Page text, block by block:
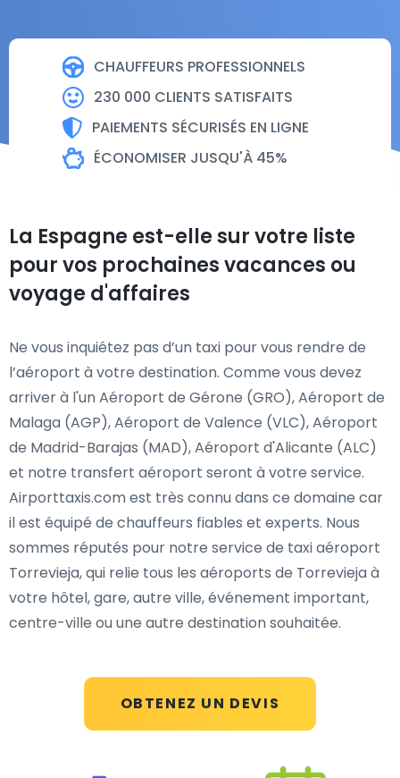
CHAUFFEURS PROFESSIONNELS
230 000 CLIENTS SATISFAITS
PAIEMENTS SÉCURISÉS EN LIGNE
ÉCONOMISER JUSQU'À 45%
OBTENEZ UN DEVIS
La Espagne est-elle sur votre liste
pour vos prochaines vacances ou
voyage d'affaires
Ne vous inquiétez pas d’un taxi pour vous rendre de
l’aéroport à votre destination. Comme vous devez
arriver à l'un Aéroport de Gérone (GRO), Aéroport de
Malaga (AGP), Aéroport de Valence (VLC), Aéroport
de Madrid-Barajas (MAD), Aéroport d'Alicante (ALC)
et notre transfert aéroport seront à votre service.
Airporttaxis.com est très connu dans ce domaine car
il est équipé de chauffeurs fiables et experts. Nous
sommes réputés pour notre service de taxi aéroport
Torrevieja, qui relie tous les aéroports de Torrevieja à
votre hôtel, gare, autre ville, événement important,
centre-ville ou une autre destination souhaitée.